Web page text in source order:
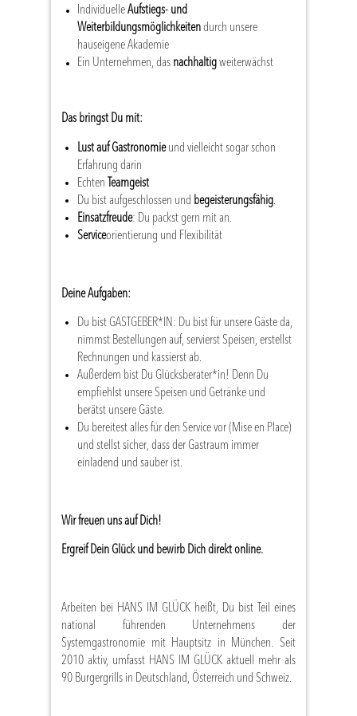
IndividuelleAufstiegs- und
Weiterbildungsmöglichkeitendurch unsere
hauseigene Akademie
Ein Unternehmen, das nachhaltigweiterwächst
Das bringst Du mit:
Lust auf Gastronomieund vielleicht sogar schon
Erfahrung darin
Echten Teamgeist
Du bist aufgeschlossen und begeisterungsfähig.
Einsatzfreude: Du packst gern mit an.
Serviceorientierung und Flexibilität
Deine Aufgaben:
Du bist GASTGEBER*IN: Du bist für unsere Gäste da,
nimmst Bestellungen auf, servierst Speisen, erstellst
Rechnungen und kassierst ab.
Außerdem bist Du Glücksberater*in! Denn Du
empfiehlst unsere Speisen und Getränke und
berätst unsere Gäste.
Du bereitest alles für den Service vor (Mise en Place)
und stellst sicher, dass der Gastraum immer
einladend und sauber ist.
Wir freuen uns auf Dich!
Ergreif Dein Glück und bewirb Dich direkt online.
Arbeiten bei HANS IM GLÜCK heißt, Du bist Teil eines
national führenden Unternehmens der
Systemgastronomie mit Hauptsitz in München. Seit
2010 aktiv, umfasst HANS IM GLÜCK aktuell mehr als
90 Burgergrills in Deutschland, Österreich und Schweiz.